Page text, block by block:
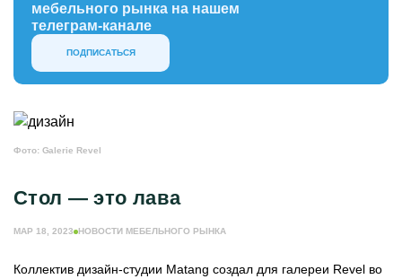
мебельного рынка на нашем
телеграм-канале
ПОДПИСАТЬСЯ
Фото: Galerie Revel
Стол — это лава
МАР 18, 2023 НОВОСТИ МЕБЕЛЬНОГО РЫНКА
Коллектив дизайн-студии Matang создал для галереи Revel во